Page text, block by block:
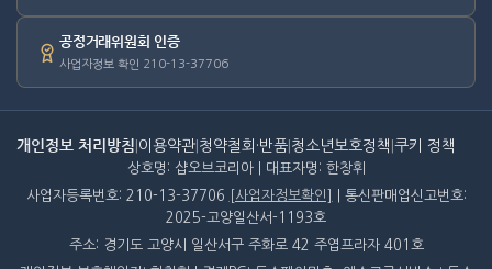
공정거래위원회 인증
사업자정보 확인 210-13-37706
개인정보 처리방침 이용약관 청약철회·반품 청소년보호정책 쿠키 정책
상호명: 샵오브코리아 | 대표자명: 한창휘
사업자등록번호: 210-13-37706
[사업자정보확인]
| 통신판매업신고번호:
2025-고양일산서-1193호
주소: 경기도 고양시 일산서구 주화로 42 주엽프라자 401호